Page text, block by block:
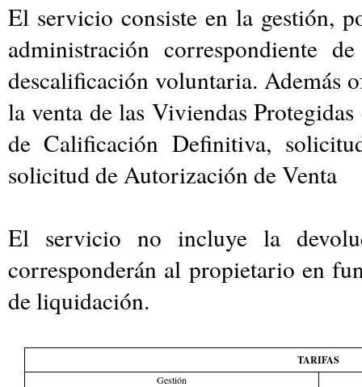
El servicio consiste en la gestión,
administración correspondiente
descalificación voluntaria. Además
la venta de las Viviendas
de Calificación Definitiva,
solicitud de Autorización de Venta
El servicio no incluye la
corresponderán al propietario en
de liquidación.
TARIFAS
Gestión